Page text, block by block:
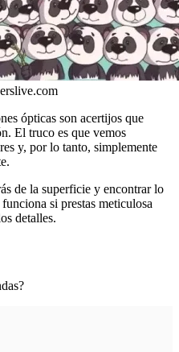
ópticas son acertijos que
El truco es que vemos
y, por lo tanto, simplemente
de la superficie y encontrar lo
si prestas meticulosa
detalles.